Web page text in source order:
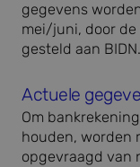
gegevens
mei/juni, door
gesteld aan BIDN.
Actuele
Om
houden, worden
opgevraagd van